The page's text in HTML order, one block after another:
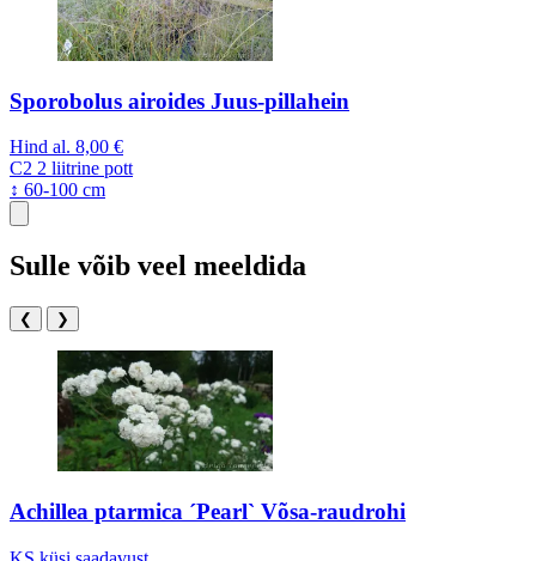
Sporobolus airoides Juus-pillahein
Hind al. 8,00 €
C2 2 liitrine pott
↕ 60-100 cm
Sulle võib veel meeldida
❮ ❯
Achillea ptarmica ´Pearl` Võsa-raudrohi